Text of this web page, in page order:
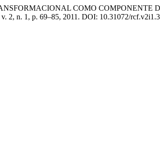
COMO COMPONENTE
v. 2, n. 1, p. 69–85, 2011. DOI: 10.31072/